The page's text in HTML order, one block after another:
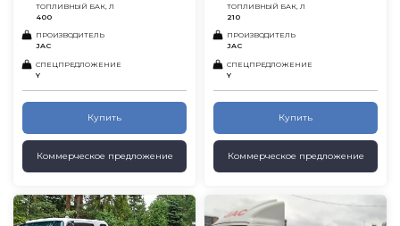
ТОПЛИВНЫЙ БАК, Л
400
ПРОИЗВОДИТЕЛЬ
JAC
СПЕЦПРЕДЛОЖЕНИЕ
Y
Купить
Коммерческое предложение
ТОПЛИВНЫЙ БАК, Л
210
ПРОИЗВОДИТЕЛЬ
JAC
СПЕЦПРЕДЛОЖЕНИЕ
Y
Купить
Коммерческое предложение